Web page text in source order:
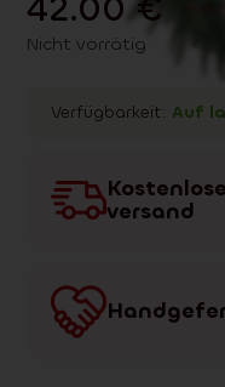
Nicht vorrätig
Verfügbarkeit: Auf
versand